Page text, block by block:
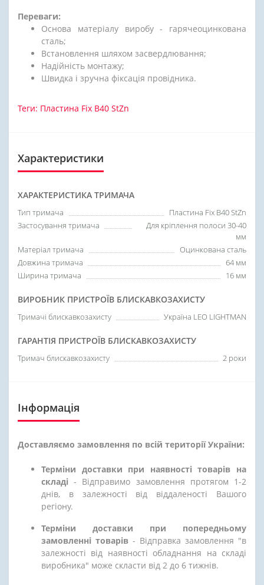
Переваги:
Основа матеріалу виробу - гарячеоцинкована
сталь;
Встановлення шляхом засвердлювання;
Надійність монтажу;
Швидка і зручна фіксація провідника.
Теги: Пластина Fix B40 StZn
Характеристики
ХАРАКТЕРИСТИКА ТРИМАЧА
Тип тримача
Пластина Fix B40 StZn
Застосування тримача
Для кріплення полоси 30-40
мм
Матеріал тримача
Оцинкована сталь
Довжина тримача
64 мм
Ширина тримача
16 мм
ВИРОБНИК ПРИСТРОЇВ БЛИСКАВКОЗАХИСТУ
Тримачі блискавкозахисту Україна LEO LIGHTMAN
ГАРАНТІЯ ПРИСТРОЇВ БЛИСКАВКОЗАХИСТУ
Тримач блискавкозахисту 2 роки
Інформація
Доставляємо замовлення по всій території України:
Терміни доставки при наявності товарів на
складі - Відправимо замовлення протягом 1-2
днів, в залежності від віддаленості Вашого
регіону.
Терміни доставки при попередньому
замовленні товарів - Відправка замовлення "в
залежності від наявності обладнання на складі
виробника" може скласти від 2 до 6 тижнів.